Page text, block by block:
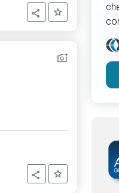
CondividiAggiungi ai
CondividiAggiungi ai